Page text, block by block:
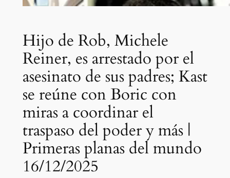
Hijo de Rob, Michele
Reiner, es arrestado por el
asesinato de sus padres; Kast
se reúne con Boric con
miras a coordinar el
traspaso del poder y más |
Primeras planas del mundo
16/12/2025